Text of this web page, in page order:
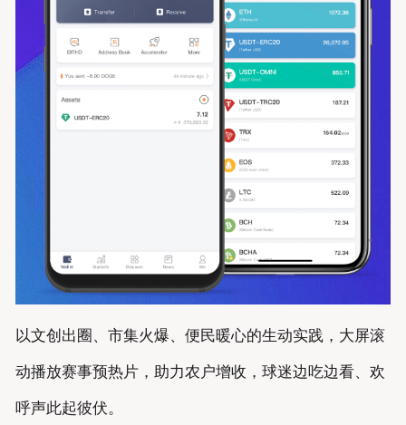
以文创出圈、市集火爆、便民暖心的生动实践，大屏滚
动播放赛事预热片，助力农户增收，球迷边吃边看、欢
呼声此起彼伏。